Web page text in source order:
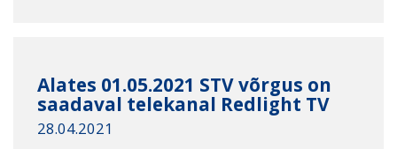
Alates 01.05.2021 STV võrgus on
saadaval telekanal Redlight TV
28.04.2021